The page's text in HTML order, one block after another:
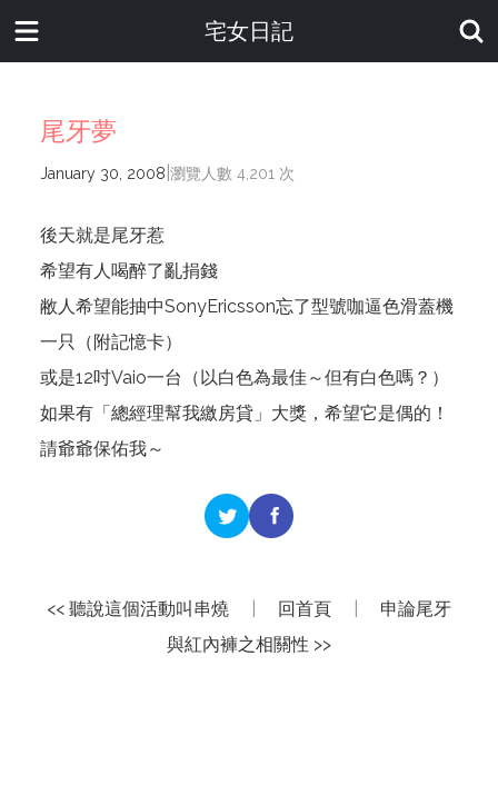
宅女日記
尾牙夢
January 30, 2008 瀏覽人數 4,201 次
後天就是尾牙惹
希望有人喝醉了亂捐錢
敝人希望能抽中SonyEricsson忘了型號咖逼色滑蓋機
一只（附記憶卡）
或是12吋Vaio一台（以白色為最佳～但有白色嗎？）
如果有「總經理幫我繳房貸」大獎，希望它是偶的！
請爺爺保佑我～
<< 聽說這個活動叫串燒 回首頁
申論尾牙
與紅內褲之相關性 >>